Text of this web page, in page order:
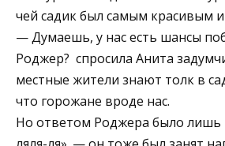
чей садик был самым красивым
— Думаешь, у нас есть шансы
Роджер? ­ спросила Анита
местные жители знают толк в
что горожане вроде нас.
Но ответом Роджера было лишь